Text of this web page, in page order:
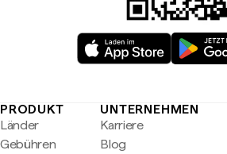
PRODUKT
Länder
Gebühren
UNTERNEHMEN
Karriere
Blog